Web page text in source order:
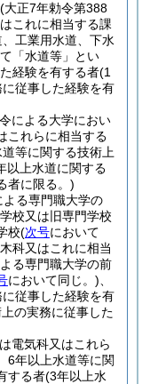
(大正7年勅令第388
これに相当する課
工業用水道、下水
「水道等」とい
経験を有する者(1
従事した経験を有
による大学におい
これらに相当する
等に関する技術上
以上水道に関する
者に限る。)
よる専門職大学の
校又は旧専門学校
校(次号において
科又はこれに相当
る専門職大学の前
において同じ。)
従事した経験を有
の実務に従事した
電気科又はこれら
6年以上水道等に関
する者(3年以上水